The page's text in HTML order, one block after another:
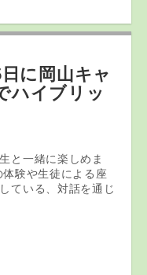
に岡山キャ
ハイブリッ
と一緒に楽しめま
体験や生徒による座
ている、対話を通じ